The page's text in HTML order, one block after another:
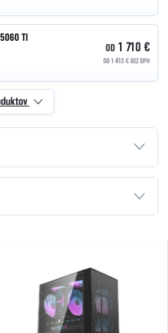
5060 TI
OD 1 710 €
OD 1 413 € BEZ DPH